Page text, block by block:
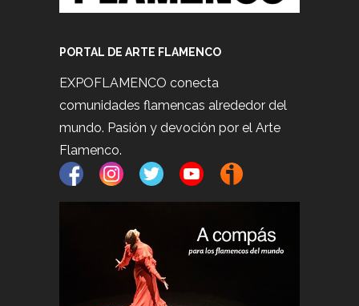
PORTAL DE ARTE FLAMENCO
EXPOFLAMENCO conecta
comunidades flamencas alrededor del
mundo. Pasión y devoción por el Arte
Flamenco.